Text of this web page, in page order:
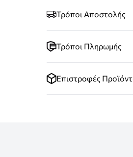
Τρόποι Αποστολής
Τρόποι Πληρωμής
Επιστροφές